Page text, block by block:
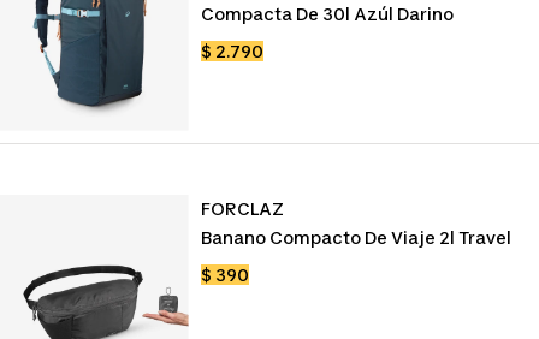
Compacta De 30l Azúl Darino
Precio
$ 2.790
FORCLAZ
Banano Compacto De Viaje 2l Travel
Precio
$ 390